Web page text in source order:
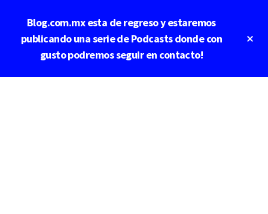
contenido
Blog.com.mx esta de regreso y estaremos
publicando una serie de Podcasts donde con
gusto podremos seguir en contacto!